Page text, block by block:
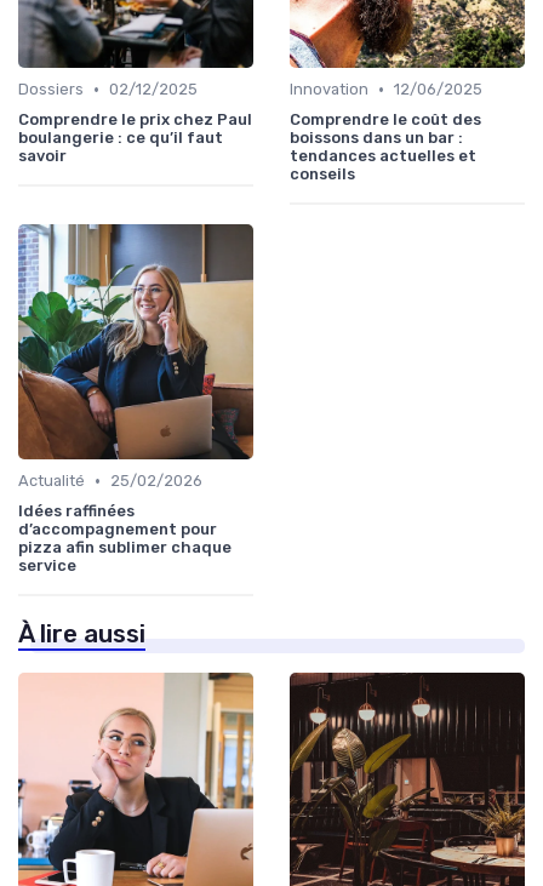
Dossiers • 02/12/2025
Comprendre le prix chez Paul
boulangerie : ce qu’il faut
savoir
Innovation • 12/06/2025
Comprendre le coût des
boissons dans un bar :
tendances actuelles et
conseils
Actualité •
25/02/2026
Idées raffinées
d’accompagnement pour
pizza afin sublimer chaque
service
À lire aussi